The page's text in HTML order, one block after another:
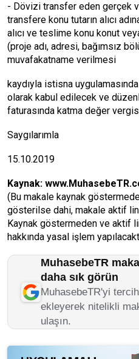
- Dövizi transfer eden gerçek
transfere konu tutarın alıcı
alıcı ve teslime konu konut
(proje adı, adresi, bağımsız
muvafakatname verilmesi
kaydıyla istisna
olarak kabul edilecek ve
faturasında katma değer
Saygılarımla
15.10.2019
Kaynak:
(Bu makale kaynak
gösterilse dahi, makale aktif
Kaynak göstermeden ve aktif
hakkında yasal işlem
MuhasebeTR
daha sık görün
MuhasebeTR'yi
ekleyerek nitelikli
ulaşın.